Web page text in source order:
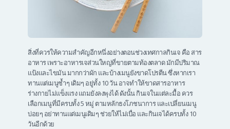
สิ่งที่ควรให้ความสำคัญอีกหนึ่งอย่างตอนช่วงเทศกาลกินเจ คือ สาร
อาหาร เพราะอาหารเจส่วนใหญ่ที่ขายตามท้องตลาด มักมีปริมาณ
แป้งและไขมัน มากกว่าผัก และบ้างเมนูยังขาดโปรตีน ซึ่งหากเรา
ทานแต่เมนูซ้ำๆ เดิมๆ อยู่ทั้ง 10 วัน อาจทำให้ขาดสารอาหาร
ร่างกายไม่แข็งแรง แถมยังลงพุงได้ ดังนั้น กินเจในแต่ละมื้อ ควร
เลือกเมนูที่มีครบทั้ง 5 หมู่ ตามหลักธงโภชนาการ และเปลี่ยนเมนู
บ่อยๆ อย่าทานแต่เมนูเดิมๆ ช่วยให้ไม่เบื่อ และกินเจได้ครบทั้ง 10
วันอีกด้วย